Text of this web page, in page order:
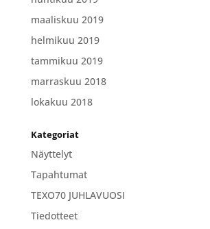
maaliskuu 2019
helmikuu 2019
tammikuu 2019
marraskuu 2018
lokakuu 2018
Kategoriat
Näyttelyt
Tapahtumat
TEXO70 JUHLAVUOSI
Tiedotteet